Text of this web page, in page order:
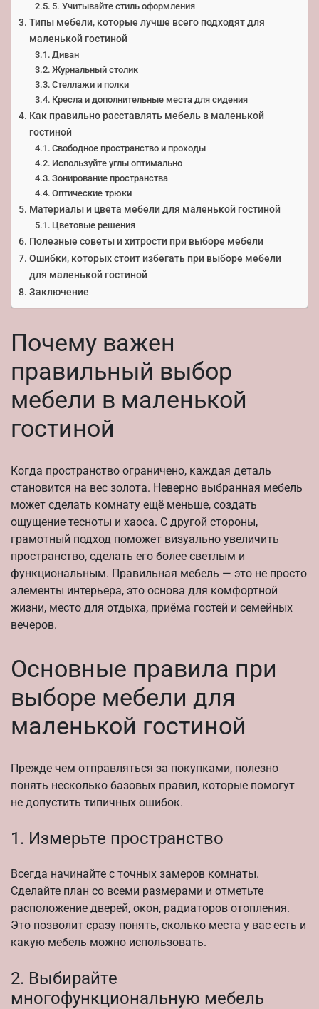
5. Учитывайте стиль оформления
Типы мебели, которые лучше всего подходят для
маленькой гостиной
Диван
Журнальный столик
Стеллажи и полки
Кресла и дополнительные места для сидения
Как правильно расставлять мебель в маленькой
гостиной
Свободное пространство и проходы
Используйте углы оптимально
Зонирование пространства
Оптические трюки
Материалы и цвета мебели для маленькой гостиной
Цветовые решения
Полезные советы и хитрости при выборе мебели
Ошибки, которых стоит избегать при выборе мебели
для маленькой гостиной
Заключение
Почему важен
правильный выбор
мебели в маленькой
гостиной
Когда пространство ограничено, каждая деталь
становится на вес золота. Неверно выбранная мебель
может сделать комнату ещё меньше, создать
ощущение тесноты и хаоса. С другой стороны,
грамотный подход поможет визуально увеличить
пространство, сделать его более светлым и
функциональным. Правильная мебель — это не просто
элементы интерьера, это основа для комфортной
жизни, место для отдыха, приёма гостей и семейных
вечеров.
Основные правила при
выборе мебели для
маленькой гостиной
Прежде чем отправляться за покупками, полезно
понять несколько базовых правил, которые помогут
не допустить типичных ошибок.
1. Измерьте пространство
Всегда начинайте с точных замеров комнаты.
Сделайте план со всеми размерами и отметьте
расположение дверей, окон, радиаторов отопления.
Это позволит сразу понять, сколько места у вас есть и
какую мебель можно использовать.
2. Выбирайте
многофункциональную мебель